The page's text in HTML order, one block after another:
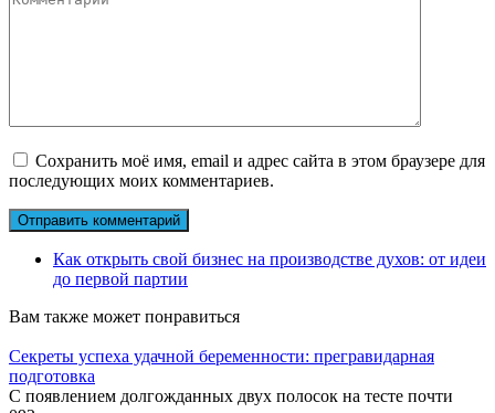
Сохранить моё имя, email и адрес сайта в этом браузере для
последующих моих комментариев.
Как открыть свой бизнес на производстве духов: от идеи
до первой партии
Вам также может понравиться
Секреты успеха удачной беременности: прегравидарная
подготовка
С появлением долгожданных двух полосок на тесте почти